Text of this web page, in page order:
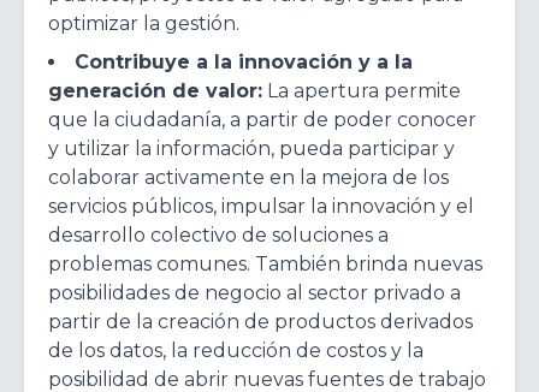
optimizar la gestión.
Contribuye a la innovación y a la
generación de valor: La apertura permite
que la ciudadanía, a partir de poder conocer
y utilizar la información, pueda participar y
colaborar activamente en la mejora de los
servicios públicos, impulsar la innovación y el
desarrollo colectivo de soluciones a
problemas comunes. También brinda nuevas
posibilidades de negocio al sector privado a
partir de la creación de productos derivados
de los datos, la reducción de costos y la
posibilidad de abrir nuevas fuentes de trabajo